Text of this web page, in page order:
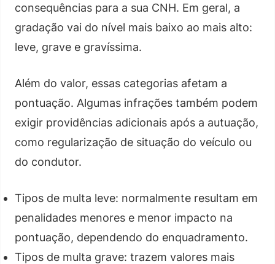
consequências para a sua CNH. Em geral, a
gradação vai do nível mais baixo ao mais alto:
leve, grave e gravíssima.
Além do valor, essas categorias afetam a
pontuação. Algumas infrações também podem
exigir providências adicionais após a autuação,
como regularização de situação do veículo ou
do condutor.
Tipos de multa leve: normalmente resultam em
penalidades menores e menor impacto na
pontuação, dependendo do enquadramento.
Tipos de multa grave: trazem valores mais